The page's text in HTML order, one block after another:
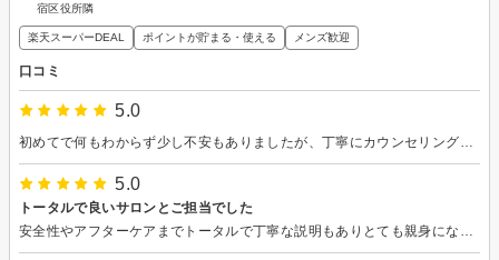
宿区役所隣
楽天スーパーDEAL ポイントが貯まる・使える メンズ歓迎
口コミ
5.0
5.0
トータルで良いサロンとご担当でした